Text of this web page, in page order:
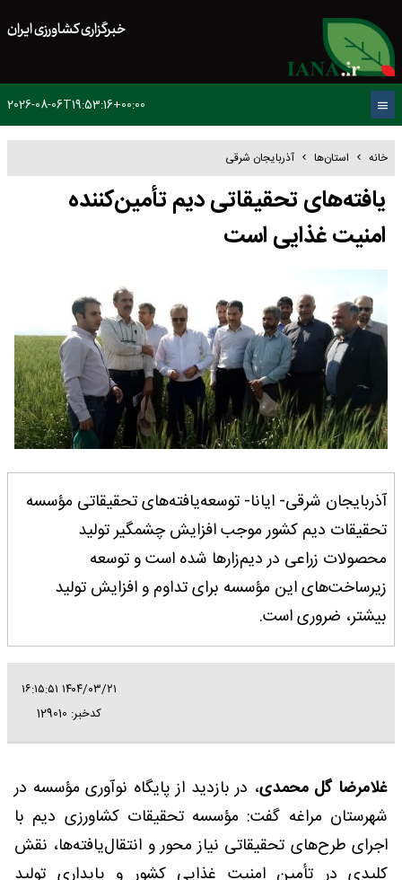
خبرگزاری کشاورزی ایران
2026-08-06T19:53:16+00:00
خانه استان‌ها آذربایجان شرقی
یافته‌های تحقیقاتی دیم تأمین‌کننده
امنیت غذایی است
آذربایجان شرقی- ایانا- توسعه‌یافته‌های تحقیقاتی مؤسسه
تحقیقات دیم کشور موجب افزایش چشمگیر تولید
محصولات زراعی در دیم‌زارها شده است و توسعه
زیرساخت‌های این مؤسسه برای تداوم و افزایش تولید
بیشتر، ضروری است.
۱۴۰۴/۰۳/۲۱ ۱۶:۱۵:۵۱
کدخبر: 129010
غلامرضا گل محمدی، در بازدید از پایگاه نوآوری مؤسسه در
شهرستان مراغه گفت: مؤسسه تحقیقات کشاورزی دیم با
اجرای طرح‌های تحقیقاتی نیاز محور و انتقال‌یافته‌ها، نقش
کلیدی در تأمین امنیت غذایی کشور و پایداری تولید